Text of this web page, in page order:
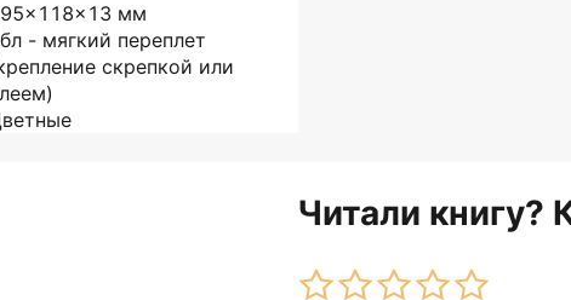
мм
- мягкий переплет
скрепкой или
Читали книгу?